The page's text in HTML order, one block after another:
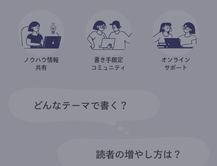
ノウハウ情報
共有
書き手限定
コミュニティ
オンライン
サポート